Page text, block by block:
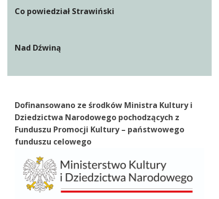
Co powiedział Strawiński
Nad Dźwiną
Dofinansowano ze środków Ministra Kultury i
Dziedzictwa Narodowego pochodzących z
Funduszu Promocji Kultury – państwowego
funduszu celowego